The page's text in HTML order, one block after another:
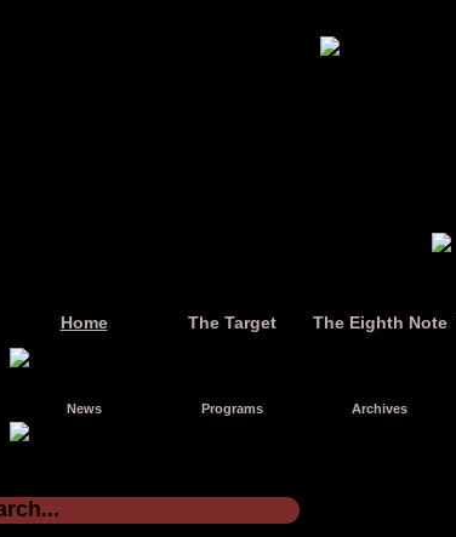
Home The Target The Eighth Note
News Programs Archives